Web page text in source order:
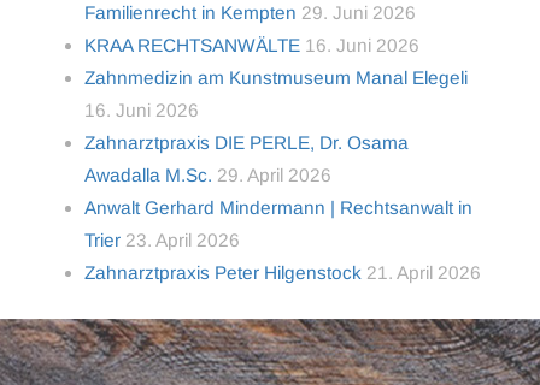
Familienrecht in Kempten 29. Juni 2026
KRAA RECHTSANWÄLTE 16. Juni 2026
Zahnmedizin am Kunstmuseum Manal Elegeli
16. Juni 2026
Zahnarztpraxis DIE PERLE, Dr. Osama
Awadalla M.Sc. 29. April 2026
Anwalt Gerhard Mindermann | Rechtsanwalt in
Trier 23. April 2026
Zahnarztpraxis Peter Hilgenstock 21. April 2026